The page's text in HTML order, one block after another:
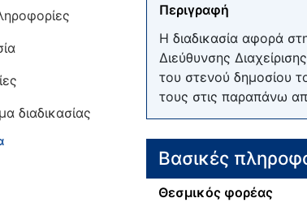
διαδικασίας
Περιγραφή
H διαδικασία αφορά
Διεύθυνσης
του στενού δημοσίου
τους στις παραπάνω
Βασικές
Θεσμικός φορέας